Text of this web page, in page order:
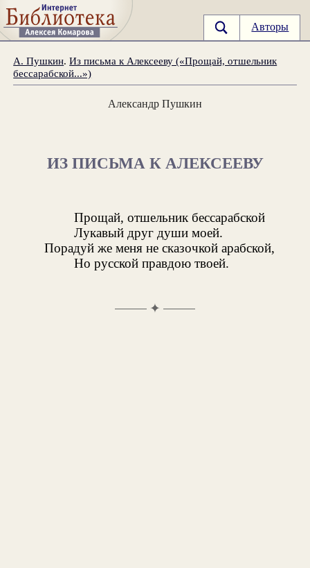
Авторы
А. Пушкин.Из письма к Алексееву («Прощай, отшельник
бессарабской...»)
Александр Пушкин
ИЗ ПИСЬМА К АЛЕКСЕЕВУ
Прощай, отшельник бессарабской
Лукавый друг души моей.
Порадуй же меня не сказочкой арабской,
Но русской правдою твоей.
✦